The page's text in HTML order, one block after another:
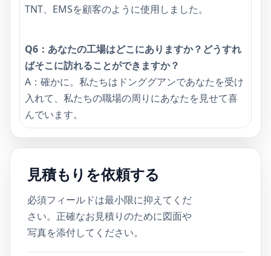
TNT、EMSを顧客のように使用しました。
Q6：あなたの工場はどこにありますか？どうすれ
ばそこに訪れることができますか？
A：確かに。私たちはドンググアンであなたを受け
入れて、私たちの職場の周りにあなたを見せて喜
んでいます。
見積もりを依頼する
必須フィールドは最小限に抑えてくだ
さい。正確なお見積りのために図面や
写真を添付し​​てください。